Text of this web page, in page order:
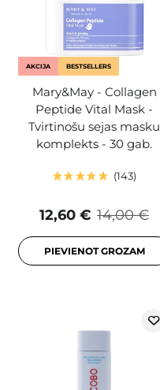
AKCIJA BESTSELLERS
Mary&May - Collagen
Peptide Vital Mask -
Tvirtinošu sejas masku
komplekts - 30 gab.
143
14,00 €
12,60 €
PIEVIENOT GROZAM